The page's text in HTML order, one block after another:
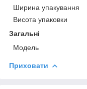
Ширина упакування
Висота упаковки
Загальні
Модель
Приховати